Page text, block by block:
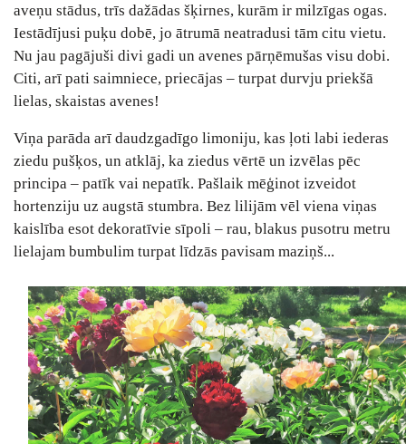
aveņu stādus, trīs dažādas šķirnes, kurām ir milzīgas ogas.
Iestādījusi puķu dobē, jo ātrumā neatradusi tām citu vietu.
Nu jau pagājuši divi gadi un avenes pārņēmušas visu dobi.
Citi, arī pati saimniece, priecājas ‒ turpat durvju priekšā
lielas, skaistas avenes!
Viņa parāda arī daudzgadīgo limoniju, kas ļoti labi iederas
ziedu pušķos, un atklāj, ka ziedus vērtē un izvēlas pēc
principa – patīk vai nepatīk. Pašlaik mēģinot izveidot
hortenziju uz augstā stumbra. Bez lilijām vēl viena viņas
kaislība esot dekoratīvie sīpoli ‒ rau, blakus pusotru metru
lielajam bumbulim turpat līdzās pavisam maziņš...